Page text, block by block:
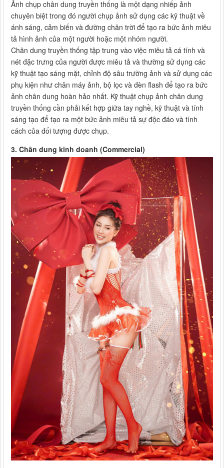
Ảnh chụp chân dung truyền thống là một dạng nhiếp ảnh
chuyên biệt trong đó người chụp ảnh sử dụng các kỹ thuật về
ánh sáng, cảm biến và đường chân trời để tạo ra bức ảnh miêu
tả hình ảnh của một người hoặc một nhóm người.
Chân dung truyền thống tập trung vào việc miêu tả cá tính và
nét đặc trưng của người được miêu tả và thường sử dụng các
kỹ thuật tạo sáng mặt, chỉnh độ sâu trường ảnh và sử dụng các
phụ kiện như chân máy ảnh, bộ lọc và đèn flash để tạo ra bức
ảnh chân dung hoàn hảo nhất. Kỹ thuật chụp ảnh chân dung
truyền thống cần phải kết hợp giữa tay nghề, kỹ thuật và tính
sáng tạo để tạo ra một bức ảnh miêu tả sự độc đáo và tính
cách của đối tượng được chụp.
3. Chân dung kinh doanh (Commercial)